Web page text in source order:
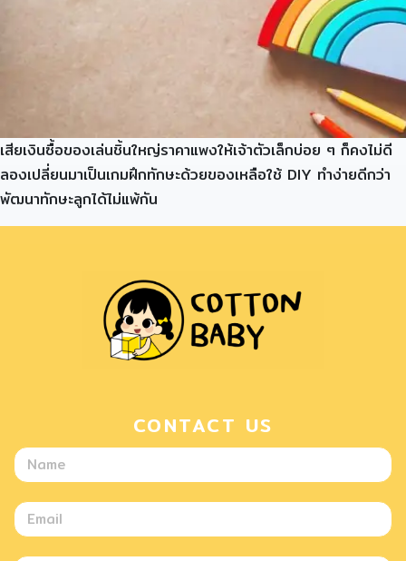
เสียเงินซื้อของเล่นชิ้นใหญ่ราคาแพงให้เจ้าตัวเล็กบ่อย ๆ ก็คงไม่ดี
ลองเปลี่ยนมาเป็นเกมฝึกทักษะด้วยของเหลือใช้ DIY ทำง่ายดีกว่า
พัฒนาทักษะลูกได้ไม่แพ้กัน
CONTACT US